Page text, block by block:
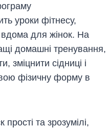
уроки фітнесу,
вдома для жінок. На
домашні тренування,
зміцнити сідниці і
фізичну форму в
та зрозумілі,